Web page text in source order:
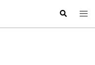
Rechercher